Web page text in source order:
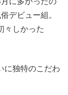
デビュー組。
々しかった
に独特のこだわ